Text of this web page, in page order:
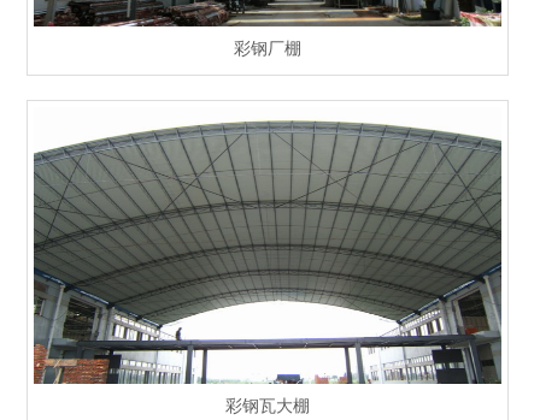
彩钢厂棚
彩钢瓦大棚